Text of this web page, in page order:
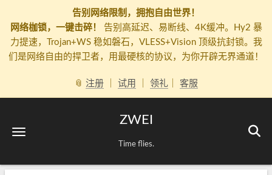
告别网络限制，拥抱自由世界！
网络枷锁，一键击碎！
告别高延迟、易断线、4K缓冲。Hy2 暴
力提速，Trojan+WS 稳如磐石，VLESS+Vision 顶级抗封锁。我
们是网络自由的捍卫者，用最硬核的协议，为你开辟无界通道！
📎 注册 试用 领礼 客服
ZWEI
Time flies.